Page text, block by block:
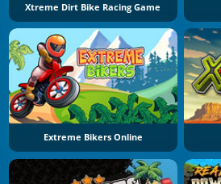
Xtreme Dirt Bike Racing Game
Extreme Bikers Online